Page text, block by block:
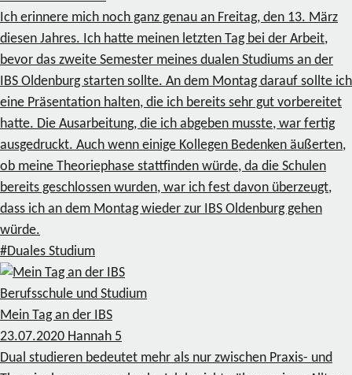
Ich erinnere mich noch ganz genau an Freitag, den 13. März
diesen Jahres. Ich hatte meinen letzten Tag bei der Arbeit,
bevor das zweite Semester meines dualen Studiums an der
IBS Oldenburg starten sollte. An dem Montag darauf sollte ich
eine Präsentation halten, die ich bereits sehr gut vorbereitet
hatte. Die Ausarbeitung, die ich abgeben musste, war fertig
ausgedruckt. Auch wenn einige Kollegen Bedenken äußerten,
ob meine Theoriephase stattfinden würde, da die Schulen
bereits geschlossen wurden, war ich fest davon überzeugt,
dass ich an dem Montag wieder zur IBS Oldenburg gehen
würde.
#Duales Studium
Berufsschule und Studium
Mein Tag an der IBS
23.07.2020 Hannah 5
Dual studieren bedeutet mehr als nur zwischen Praxis- und